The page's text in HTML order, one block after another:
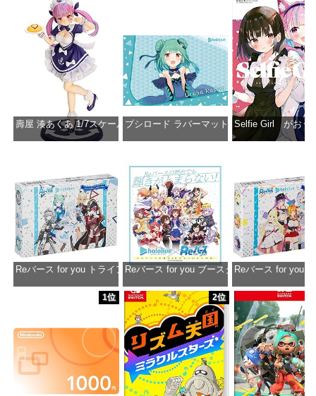
壽屋 湊あくあ 1/7スケール PVC製 塗装済み完成品フィギュア PP942
ブシロード ラバーマットコレクション
Selfie Girl がおう
Reバース for you トライアルデッキ ホロライブプロダクション ver.ホロ
価格：¥1,650
Reバース for you ブースターパック ホロライ
価格：¥2,980
Reバース for you
価格：
1位 2位